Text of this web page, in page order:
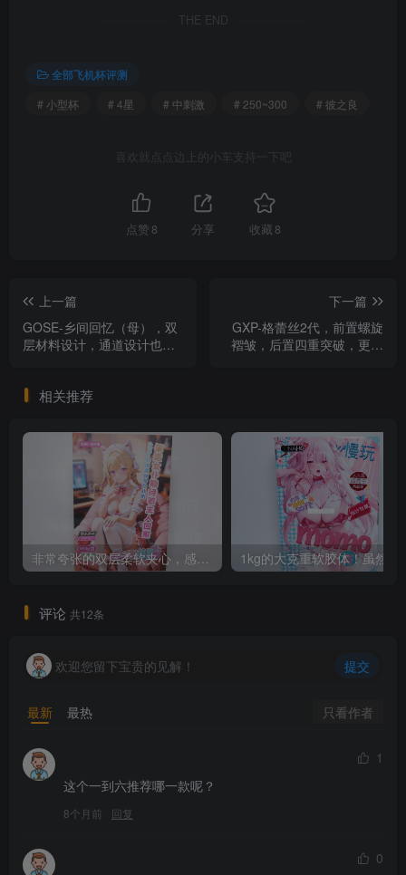
THE END
全部飞机杯评测
# 小型杯
# 4星 # 中刺激 # 250~300 # 彼之良
喜欢就点点边上的小车支持一下吧
点赞 8 分享 收藏 8
上一篇
GOSE-乡间回忆（母），双
层材料设计，通道设计也不
下一篇
GXP-格蕾丝2代，前置螺旋
褶皱，后置四重突破，更加
相关推荐
评论 共12条
欢迎您留下宝贵的见解！ 提交
最新 最热 只看作者
1
这个一到六推荐哪一款呢？
8个月前 回复
0